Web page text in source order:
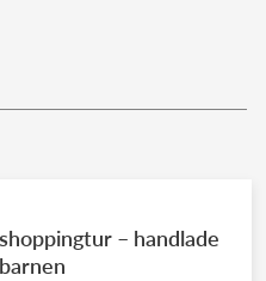
– handlade